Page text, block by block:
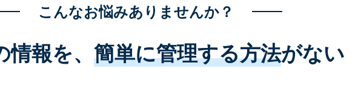
こんなお悩みありませんか？
報を、 簡単に管理する方法がない